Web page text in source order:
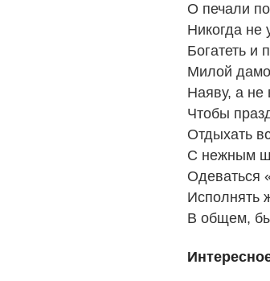
О печали
Никогда не
Богатеть и
Милой
Наяву, а не
Чтобы
Отдыхать
С нежным
Одеваться
Исполнять
В общем,